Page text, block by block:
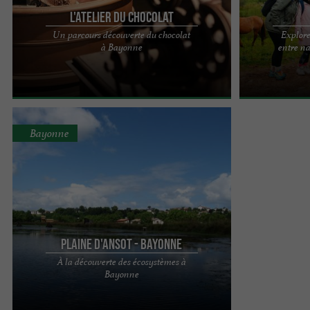
L'Atelier du Chocolat
Un parcours découverte du chocolat
à Bayonne
Entre légendes et Histoires, sur les pas du mythe
de Quetzalcóatl, revivez la conquête des
civilisations Mayas et ...
entre
Gasna Tours,
entre nature
référente, c’est
Plaine d'Ansot - Bayonne
À la découverte des écosystèmes à
Bayonne
Bayonne
PRÉSENTATION DU SITE NATUREL La Plaine
d'Ansot est un Espace Naturel Sensible (ENS) géré